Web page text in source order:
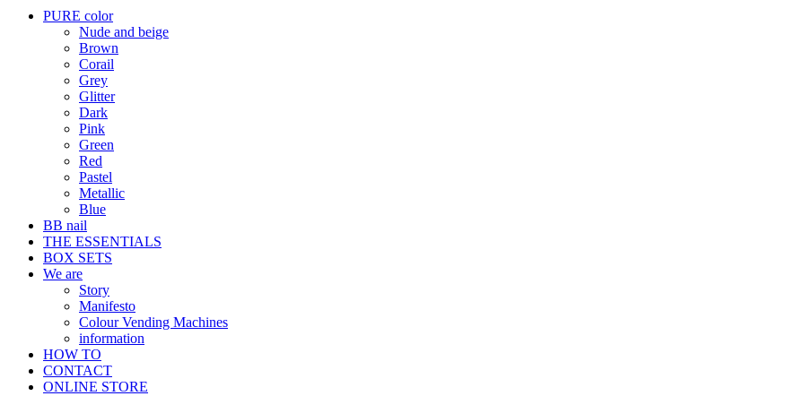
PURE color
Nude and beige
Brown
Corail
Grey
Glitter
Dark
Pink
Green
Red
Pastel
Metallic
Blue
BB nail
THE ESSENTIALS
BOX SETS
We are
Story
Manifesto
Colour Vending Machines
information
HOW TO
CONTACT
ONLINE STORE